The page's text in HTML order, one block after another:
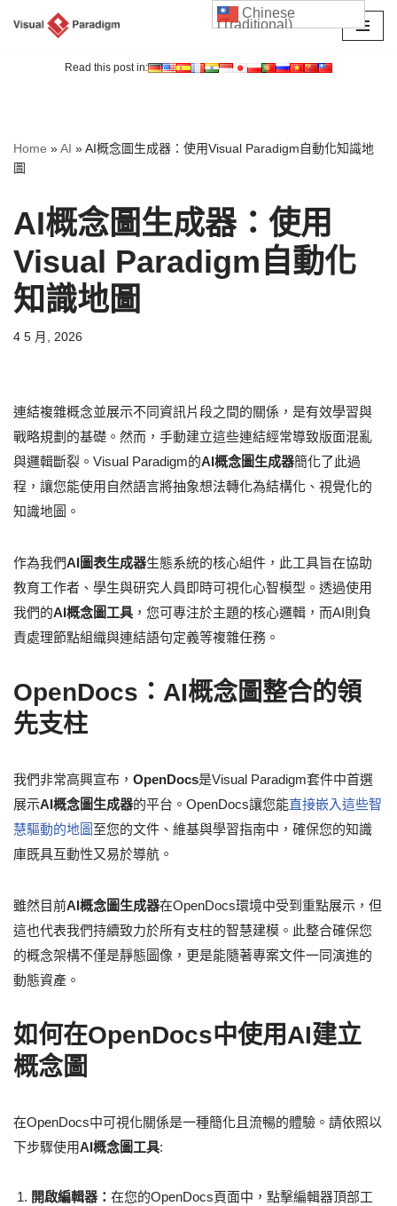
Read this post in:
Home »AI »AI概念圖生成器：使用Visual Paradigm自動化知識地
圖
AI概念圖生成器：使用
Visual Paradigm自動化
知識地圖
4 5 月, 2026
連結複雜概念並展示不同資訊片段之間的關係，是有效學習與
戰略規劃的基礎。然而，手動建立這些連結經常導致版面混亂
與邏輯斷裂。Visual Paradigm的AI概念圖生成器簡化了此過
程，讓您能使用自然語言將抽象想法轉化為結構化、視覺化的
知識地圖。
作為我們AI圖表生成器生態系統的核心組件，此工具旨在協助
教育工作者、學生與研究人員即時可視化心智模型。透過使用
我們的AI概念圖工具 ，您可專注於主題的核心邏輯，而AI則負
責處理節點組織與連結語句定義等複雜任務。
OpenDocs：AI概念圖整合的領
先支柱
我們非常高興宣布， OpenDocs是Visual Paradigm套件中首選
展示AI概念圖生成器的平台。OpenDocs讓您能直接嵌入這些智
慧驅動的地圖 至您的文件、維基與學習指南中，確保您的知識
庫既具互動性又易於導航。
雖然目前AI概念圖生成器在OpenDocs環境中受到重點展示，但
這也代表我們持續致力於所有支柱的智慧建模。此整合確保您
的概念架構不僅是靜態圖像，更是能隨著專案文件一同演進的
動態資產。
如何在OpenDocs中使用AI建立
概念圖
在OpenDocs中可視化關係是一種簡化且流暢的體驗。請依照以
下步驟使用AI概念圖工具:
開啟編輯器： 在您的OpenDocs頁面中，點擊編輯器頂部工
Chinese
(Traditional)